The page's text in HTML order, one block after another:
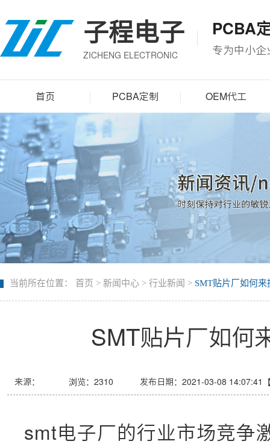
子程电子
ZICHENG ELECTRONIC
PCBA
专为中小企
首页 PCBA定制 OEM代工
当前所在位置： 首页 > 新闻中心 > 行业新闻 > SMT贴片厂如何
SMT贴片厂如何
来源： 浏览： 2310 发布日期：2021-03-08 14:07:41
smt电子厂的行业市场竞争